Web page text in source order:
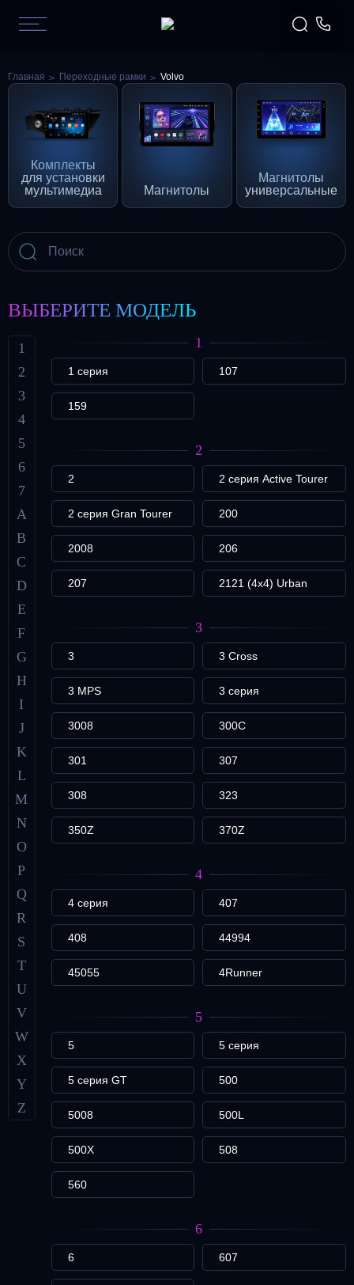
Главная Переходные рамки Volvo
Комплекты
для установки
мультимедиа
Магнитолы
Магнитолы
универсальные
ВЫБЕРИТЕ МОДЕЛЬ
1
2
3
4
5
6
7
A
B
C
D
E
F
G
H
I
J
K
L
M
N
O
P
Q
R
S
T
U
V
W
X
Y
Z
1
1 серия 107
159
2
2 2 серия Active Tourer
2 серия Gran Tourer 200
2008 206
207 2121 (4x4) Urban
3
3 3 Cross
3 MPS 3 серия
3008 300C
301 307
308 323
350Z 370Z
4
4 серия 407
408 44994
45055 4Runner
5
5 5 серия
5 серия GT 500
5008 500L
500X 508
560
6
6 607